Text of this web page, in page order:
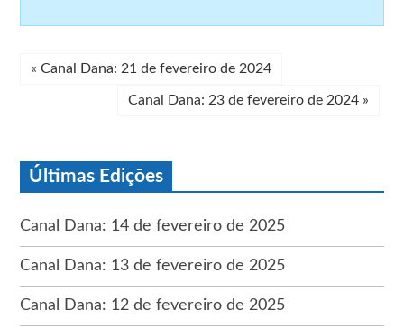
« Canal Dana: 21 de fevereiro de 2024
Canal Dana: 23 de fevereiro de 2024 »
Últimas Edições
Canal Dana: 14 de fevereiro de 2025
Canal Dana: 13 de fevereiro de 2025
Canal Dana: 12 de fevereiro de 2025